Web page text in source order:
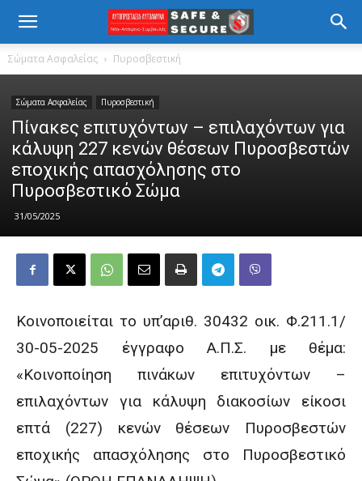
Σώματα Ασφαλείας Πυροσβεστική
Σώματα Ασφαλείας Πυροσβεστική
Πίνακες επιτυχόντων – επιλαχόντων για
κάλυψη 227 κενών θέσεων Πυροσβεστών
εποχικής απασχόλησης στο
Πυροσβεστικό Σώμα
31/05/2025
Κοινοποιείται το υπ’αριθ. 30432 οικ. Φ.211.1/
30-05-2025 έγγραφο Α.Π.Σ. με θέμα:
«Κοινοποίηση πινάκων επιτυχόντων –
επιλαχόντων για κάλυψη διακοσίων είκοσι
επτά (227) κενών θέσεων Πυροσβεστών
εποχικής απασχόλησης στο Πυροσβεστικό